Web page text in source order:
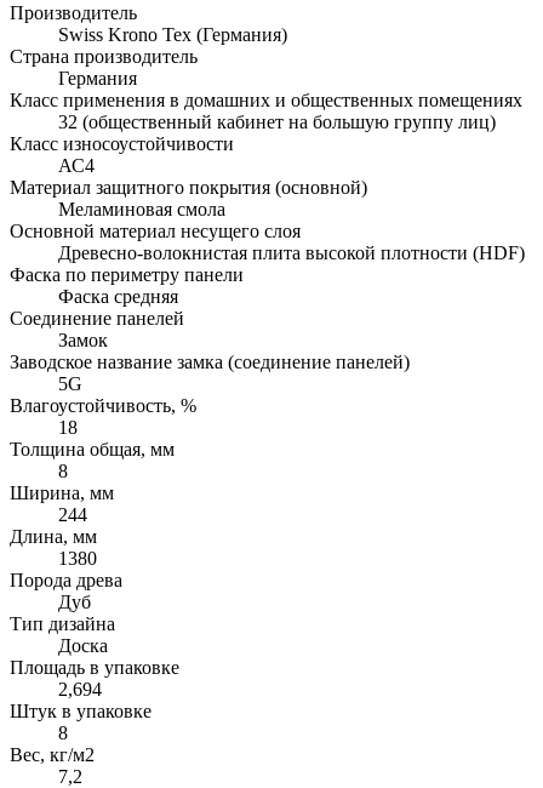
Производитель
Swiss Krono Tex (Германия)
Страна производитель
Германия
Класс применения в домашних и общественных помещениях
32 (общественный кабинет на большую группу лиц)
Класс износоустойчивости
АС4
Материал защитного покрытия (основной)
Меламиновая смола
Основной материал несущего слоя
Древесно-волокнистая плита высокой плотности (HDF)
Фаска по периметру панели
Фаска средняя
Соединение панелей
Замок
Заводское название замка (соединение панелей)
5G
Влагоустойчивость, %
18
Толщина общая, мм
8
Ширина, мм
244
Длина, мм
1380
Порода древа
Дуб
Тип дизайна
Доска
Площадь в упаковке
2,694
Штук в упаковке
8
Вес, кг/м2
7,2